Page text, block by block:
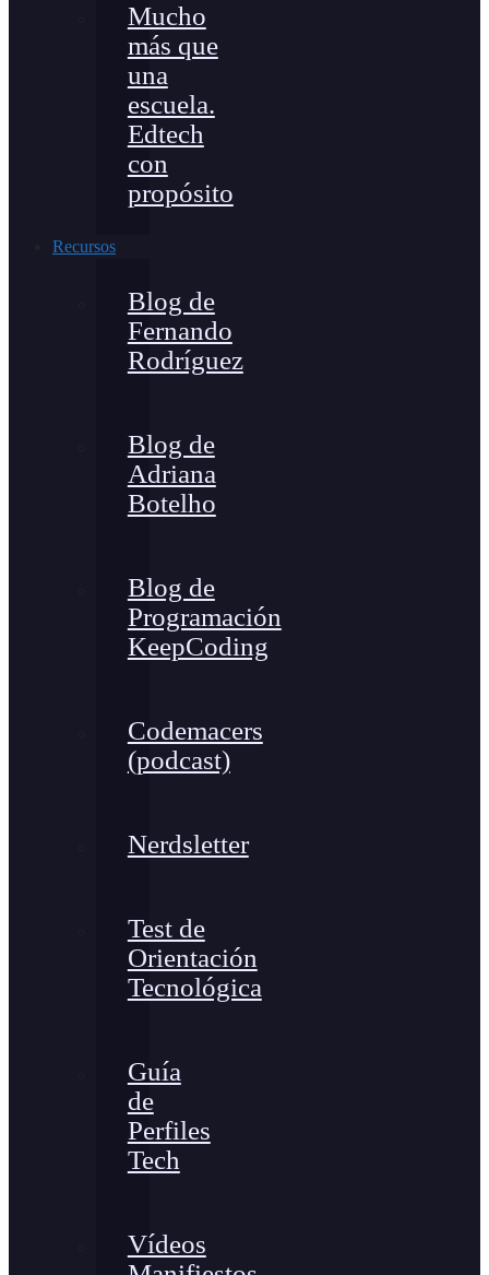
Mucho
más que
una
escuela.
Edtech
con
propósito
Recursos
Blog de
Fernando
Rodríguez
Blog de
Adriana
Botelho
Blog de
Programación
KeepCoding
Codemacers
(podcast)
Nerdsletter
Test de
Orientación
Tecnológica
Guía
de
Perfiles
Tech
Vídeos